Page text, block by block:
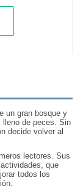
un gran bosque y
lleno de peces. Sin
decide volver al
lectores. Sus
que
todos los